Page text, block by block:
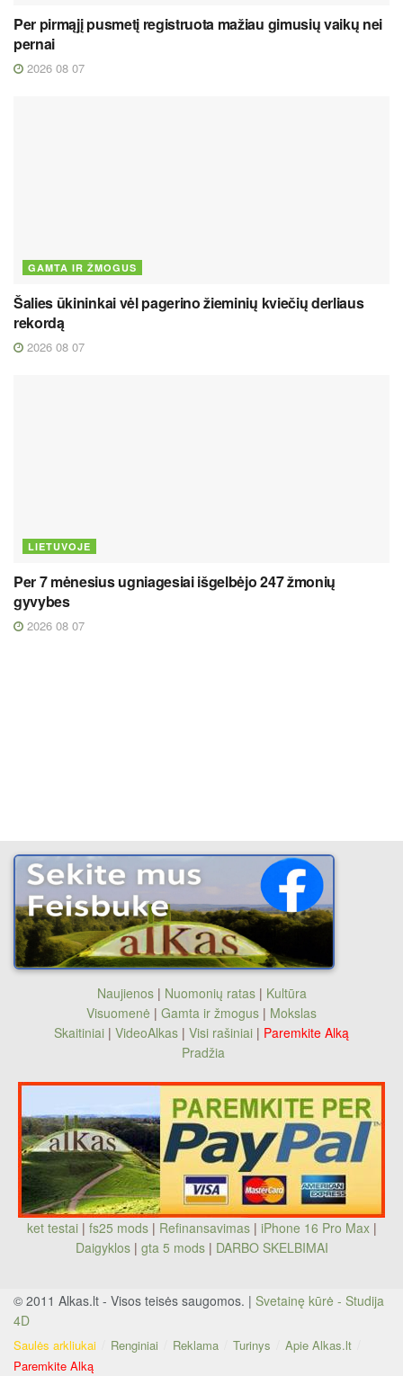
Per pirmąjį pusmetį registruota mažiau gimusių vaikų nei
pernai
2026 08 07
GAMTA IR ŽMOGUS
Šalies ūkininkai vėl pagerino žieminių kviečių derliaus
rekordą
2026 08 07
LIETUVOJE
Per 7 mėnesius ugniagesiai išgelbėjo 247 žmonių
gyvybes
2026 08 07
Naujienos| Nuomonių ratas| Kultūra
Visuomenė | Gamta ir žmogus | Mokslas
Skaitiniai | VideoAlkas | Visi rašiniai | Paremkite Alką
Pradžia
ket testai | fs25 mods| Refinansavimas| iPhone 16 Pro Max|
Daigyklos| gta 5 mods | DARBO SKELBIMAI
© 2011 Alkas.lt - Visos teisės saugomos. | Svetainę kūrė - Studija
4D
Saulės arkliukai Renginiai Reklama Turinys
Apie Alkas.lt
Paremkite Alką